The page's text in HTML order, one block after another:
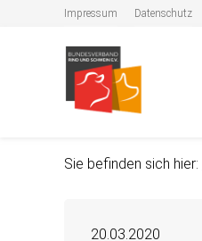
Impressum Datenschutz
Sie befinden sich hier:
20.03.2020